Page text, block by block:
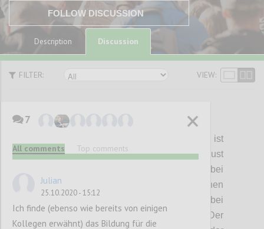
FOLLOW DISCUSSION
Description Discussion
FILTER: VIEW:
Kostenoptimierung ist
spätestens seit dem Bekanntwerden der Just
bei
Toyota in den 70 Jahren des vergangenen
wichtigsten Treiber bei
der Entwicklung von Lieferketten. Der
7
All comments Top comments
Julian
25.10.2020 - 15:12
Ich finde (ebenso wie bereits von einigen
Kollegen erwähnt) das Bildung für die